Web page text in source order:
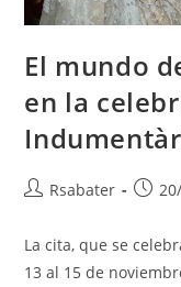
El mundo
en la
Rsabater
La cita, que se
13 al 15 de